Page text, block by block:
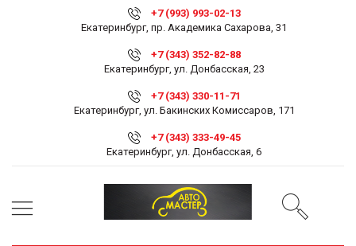
+7 (993) 993-02-13
Екатеринбург, пр. Академика Сахарова, 31
+7 (343) 352-82-88
Екатеринбург, ул. Донбасская, 23
+7 (343) 330-11-71
Екатеринбург, ул. Бакинских Комиссаров, 171
+7 (343) 333-49-45
Екатеринбург, ул. Донбасская, 6